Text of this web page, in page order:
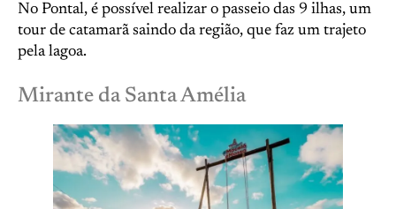
No Pontal, é possível realizar o passeio das 9 ilhas, um
tour de catamarã saindo da região, que faz um trajeto
pela lagoa.
Mirante da Santa Amélia